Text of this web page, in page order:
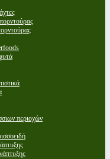
περιοχών